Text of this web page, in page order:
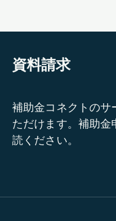
資料請求
補助金コネクトのサ
ただけます。補助金
読ください。